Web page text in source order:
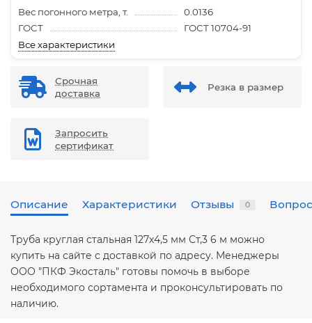
Вес погонного метра, т.
0.0136
ГОСТ
ГОСТ 10704-91
Все характеристики
Срочная
доставка
Резка в размер
Запросить
сертификат
Описание Характеристики Отзывы 0
Труба круглая стальная 127х4,5 мм Ст,3 6 м можно
купить на сайте с доставкой по адресу. Менеджеры
ООО "ПКФ Экосталь" готовы помочь в выборе
необходимого сортамента и проконсультировать по
наличию.